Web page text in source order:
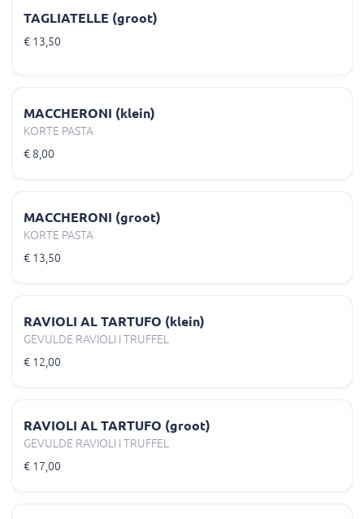
TAGLIATELLE (groot)
€ 13,50
MACCHERONI (klein)
KORTE PASTA
€ 8,00
MACCHERONI (groot)
KORTE PASTA
€ 13,50
RAVIOLI AL TARTUFO (klein)
GEVULDE RAVIOLI I TRUFFEL
€ 12,00
RAVIOLI AL TARTUFO (groot)
GEVULDE RAVIOLI I TRUFFEL
€ 17,00